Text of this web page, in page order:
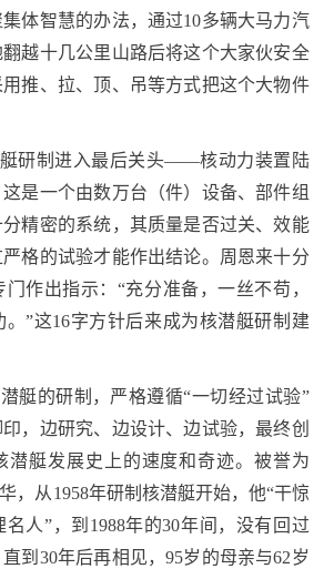
国
防
红
色
文
旅
体智慧的办法，通过10多辆大马力汽
越十几公里山路后将这个大家伙安全
推、拉、顶、吊等方式把这个大物件
艇研制进入最后关头——核动力装置陆
这是一个由数万台（件）设备、部件组
精密的系统，其质量是否过关、效能
格的试验才能作出结论。周恩来十分
作出指示：“充分准备，一丝不苟，
”这16字方针后来成为核潜艇研制建
艇的研制，严格遵循“一切经过试验”
，边研究、边设计、边试验，最终创
潜艇发展史上的速度和奇迹。被誉为
，从1958年研制核潜艇开始，他“干惊
人”，到1988年的30年间，没有回过
到30年后再相见，95岁的母亲与62岁